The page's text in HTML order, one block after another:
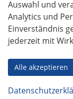
Automatik,
kombiniert 6,1 l/
139.00 g/km
Grau, Zustand,
Fahrfähigkeit:
Fahrzeug,
Auswahl und
Analytics und
Einverständnis
jederzeit mit
Alle akzeptieren